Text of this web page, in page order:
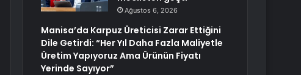
Ağustos 6, 2026
Manisa’da Karpuz Üreticisi Zarar Ettiğini
Dile Getirdi: “Her Yıl Daha Fazla Maliyetle
Üretim Yapıyoruz Ama Ürünün Fiyatı
Yerinde Sayıyor”